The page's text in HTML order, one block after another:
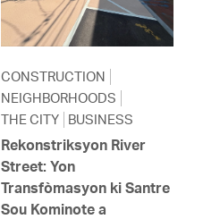
CONSTRUCTION
NEIGHBORHOODS
THE CITY BUSINESS
Rekonstriksyon River
Street: Yon
Transfòmasyon ki Santre
Sou Kominote a